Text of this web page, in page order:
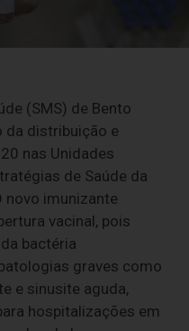
(SMS) de Bento
da distribuição e
nas Unidades
de Saúde da
novo imunizante
vacinal, pois
bactéria
graves como
e sinusite aguda,
hospitalizações em